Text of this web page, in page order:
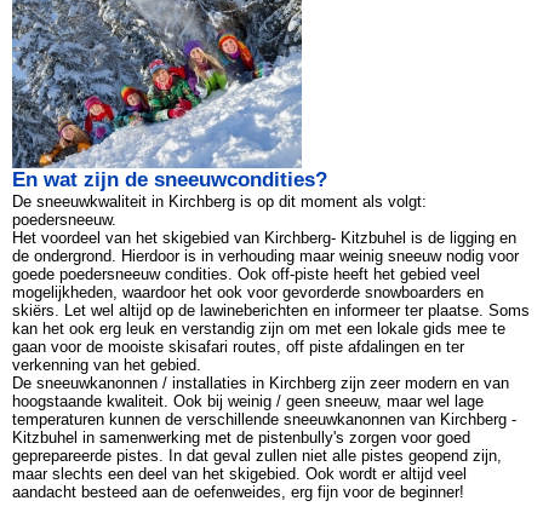
En wat zijn de sneeuwcondities?
De sneeuwkwaliteit in Kirchberg is op dit moment als volgt:
poedersneeuw.
Het voordeel van het skigebied van Kirchberg- Kitzbuhel is de ligging en
de ondergrond. Hierdoor is in verhouding maar weinig sneeuw nodig voor
goede poedersneeuw condities. Ook off-piste heeft het gebied veel
mogelijkheden, waardoor het ook voor gevorderde snowboarders en
skiërs. Let wel altijd op de lawineberichten en informeer ter plaatse. Soms
kan het ook erg leuk en verstandig zijn om met een lokale gids mee te
gaan voor de mooiste skisafari routes, off piste afdalingen en ter
verkenning van het gebied.
De sneeuwkanonnen / installaties in Kirchberg zijn zeer modern en van
hoogstaande kwaliteit. Ook bij weinig / geen sneeuw, maar wel lage
temperaturen kunnen de verschillende sneeuwkanonnen van Kirchberg -
Kitzbuhel in samenwerking met de pistenbully's zorgen voor goed
geprepareerde pistes. In dat geval zullen niet alle pistes geopend zijn,
maar slechts een deel van het skigebied. Ook wordt er altijd veel
aandacht besteed aan de oefenweides, erg fijn voor de beginner!